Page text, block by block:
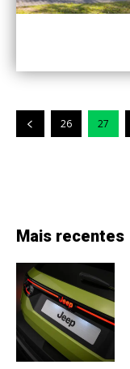
26 27
Mais recentes